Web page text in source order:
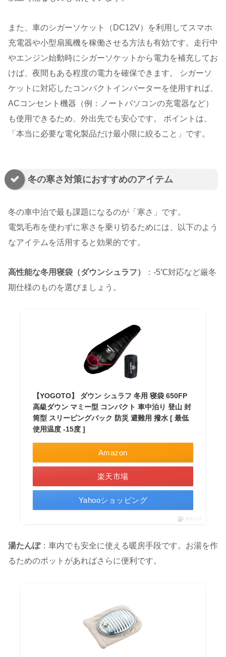
また、車のシガーソケット（DC12V）を利用してスマホ
充電器や小型扇風機を稼働させる方法も有効です。走行中
やエンジン始動時にシガーソケットから電力を補充してお
けば、夜間もある程度の電力を確保できます。 シガーソ
ケットに対応したコンパクトインバーターを使用すれば、
ACコンセント機器（例：ノートパソコンの充電器など）
も使用できるため、外出先でも安心です。 ポイントは、
「本当に必要な電化製品だけ最小限に絞ること」です。
冬の寒さ対策におすすめのアイテム
冬の車中泊で最も課題になるのが「寒さ」です。
電気毛布を使わずに寒さを乗り切るためには、以下のよう
なアイテムを活用すると効果的です。
高性能な冬用寝袋（ダウンシュラフ）
：-5℃対応など厳冬
期仕様のものを選びましょう。
【YOGOTO】 ダウン シュラフ 冬用 寝袋 650FP
高級ダウン マミー型 コンパクト 車中泊り 登山 封
筒型 スリーピングバック 防災 避難用 撥水 [ 最低
使用温度 -15度 ]
Amazon
楽天市場
Yahooショッピング
ポチップ
湯たんぽ：車内でも安全に使える暖房手段です。お湯を作
るためのポットがあればさらに便利です。